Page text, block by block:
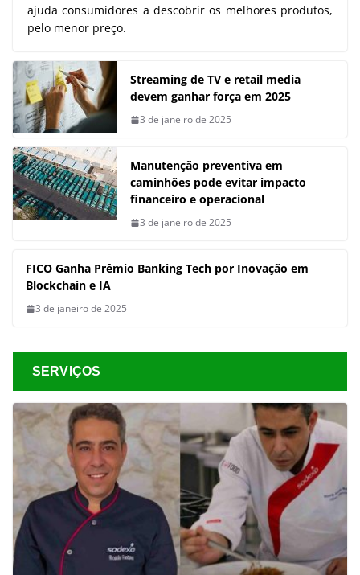
ajuda consumidores a descobrir os melhores produtos,
pelo menor preço.
Streaming de TV e retail media
devem ganhar força em 2025
3 de janeiro de 2025
Manutenção preventiva em
caminhões pode evitar impacto
financeiro e operacional
3 de janeiro de 2025
FICO Ganha Prêmio Banking Tech por Inovação em
Blockchain e IA
3 de janeiro de 2025
SERVIÇOS